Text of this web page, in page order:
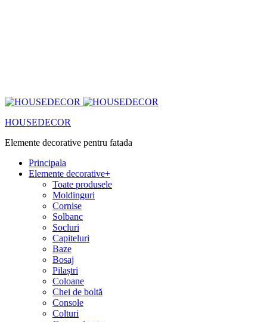
HOUSEDECOR
Elemente decorative pentru fatada
Principala
Elemente decorative+
Toate produsele
Moldinguri
Cornise
Solbanc
Socluri
Capiteluri
Baze
Bosaj
Pilaștri
Coloane
Chei de boltă
Console
Colturi